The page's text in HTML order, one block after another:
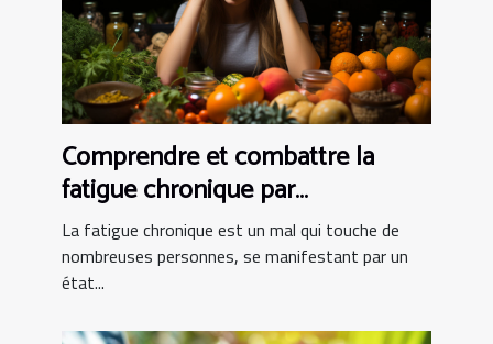
Comprendre et combattre la
fatigue chronique par
l'alimentation
La fatigue chronique est un mal qui touche de
nombreuses personnes, se manifestant par un
état...